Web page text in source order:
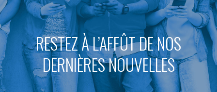
RESTEZ À L’AFFÛT DE NOS
DERNIÈRES NOUVELLES